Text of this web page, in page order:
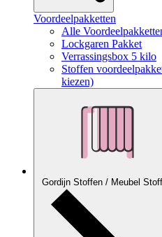
Voordeelpakketten
Alle
Lockgaren Pakket
Verrassingsbox 5 kilo
Stoffen
kiezen)
Gordijn Stoffen / Meubel